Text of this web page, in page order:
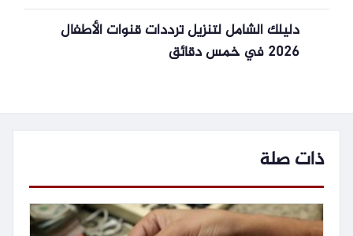
دليلك الشامل لتنزيل ترددات قنوات الأطفال
2026 في خمس دقائق
ذات صلة